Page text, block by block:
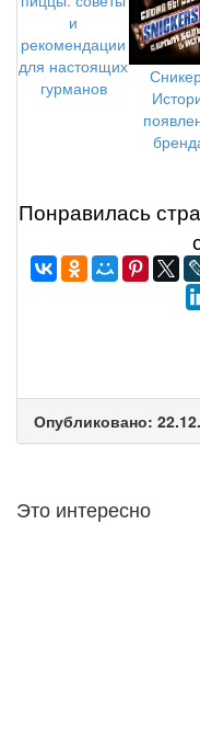
и
рекомендации
для настоящих
гурманов
Понравилась
Опубликовано:
Это интересно